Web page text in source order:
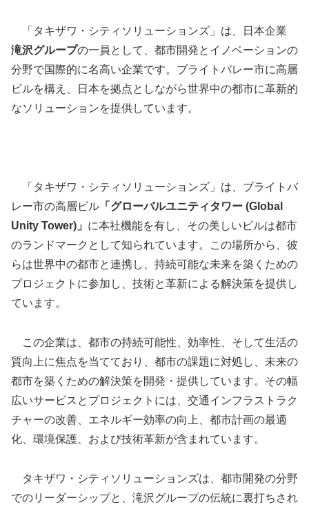
「タキザワ・シティソリューションズ」は、日本企業
滝沢グループの一員として、都市開発とイノベーションの
分野で国際的に名高い企業です。ブライトバレー市に高層
ビルを構え、日本を拠点としながら世界中の都市に革新的
なソリューションを提供しています。
「タキザワ・シティソリューションズ」は、ブライトバ
レー市の高層ビル 「グローバルユニティタワー (Global
Unity Tower)」 に本社機能を有し、その美しいビルは都市
のランドマークとして知られています。この場所から、彼
らは世界中の都市と連携し、持続可能な未来を築くための
プロジェクトに参加し、技術と革新による解決策を提供し
ています。
この企業は、都市の持続可能性、効率性、そして生活の
質向上に焦点を当てており、都市の課題に対処し、未来の
都市を築くための解決策を開発・提供しています。その幅
広いサービスとプロジェクトには、交通インフラストラク
チャーの改善、エネルギー効率の向上、都市計画の最適
化、環境保護、および技術革新が含まれています。
タキザワ・シティソリューションズは、都市開発の分野
でのリーダーシップと、滝沢グループの伝統に裏打ちされ